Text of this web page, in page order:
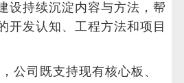
设持续沉淀内容与方法，帮
开发认知、工程方法和项目
公司既支持现有核心板、